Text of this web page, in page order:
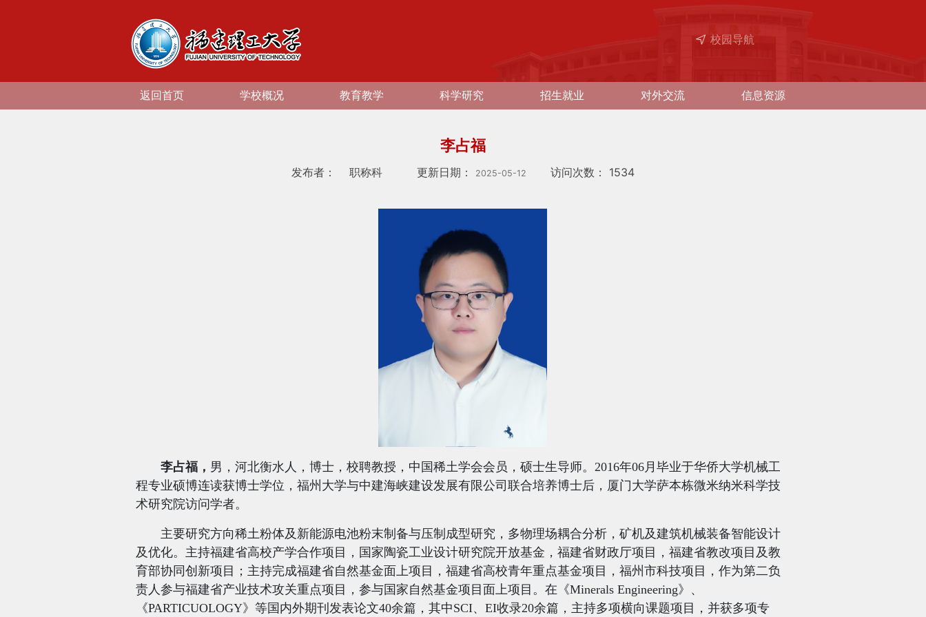
校园导航
返回首页 学校概况 教育教学 科学研究 招生就业 对外交流 信息资源
李占福
发布者： 职称科 更新日期： 2025-05-12 访问次数： 1534
李占福， 男， 河北衡水人， 博士，校聘教授 ， 中国稀土学会会员，硕士生导师。 2016年06月毕业于华侨大学机械工
程专业硕博连读获博士学位，福州大学与中建海峡建设发展有限公司联合培养博士后，厦门大学萨本栋微米纳米科学技
术研究院访问学者。
主要研究方向稀土粉体及新能源电池粉末制备与压制成型研究，多物理场耦合分析，矿机及建筑机械装备智能设计
及优化。主持福建省高校产学合作项目，国家陶瓷工业设计研究院开放基金，福建省财政厅项目，福建省教改项目及教
育部协同创新项目；主持完成福建省自然基金面上项目，福建省高校青年重点基金项目，福州市科技项目，作为第二负
责人参与福建省产业技术攻关重点项目，参与国家自然基金项目面上项目。 在《Minerals Engineering》、
《PARTICUOLOGY》等国内外期刊发表论文40余篇，其中SCI、 EI收录20余篇 ，主持多项横向课题项目，并获多项专